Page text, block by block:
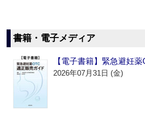
書籍・電子メディア
【電子書籍】緊急避妊
2026年07月31日 (金)